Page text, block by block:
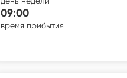
09:00
время прибытия